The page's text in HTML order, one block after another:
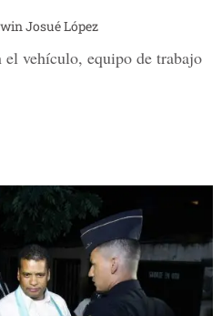
Josué López
vehículo, equipo de trabajo